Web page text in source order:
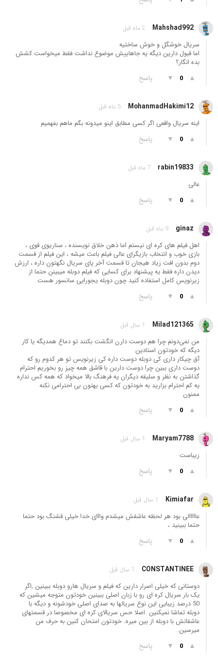
Mahshad992 2 ماه قبل
سریال خوشگل و خوش ساختیه
اما قبول دارین دیگه یه جاهاییش موضوع نداشت فقط میخواست کشش
بده انگار؟
▲
0
▼ پاسخ
MohanmadHakimi12 5 ماه قبل
اینه سریال واقعی اگر کسی مطابق اینو میدونه بگم ماهم بفهمیم
▲
0
▼ پاسخ
rabin19833 7 ماه قبل
عالی
▲
0
▼ پاسخ
ginaz 9 ماه قبل
اهل فیلم های کره ای نیستم اما ذهن خلاق نویسنده ، سناریوی قوی ،
بازی خوب و انتخاب بازیگرای عالی فیلم باعث میشه ، این فیلم از قسمت
دوم بدون افت زیاد هیجان تا قسمت آخر پای سریال نگهتون داره ، ارزش
دیدن داره فقط یه پیشنهاد برای کسایی که فیلم دوبله میبینن حتما از
زیرنویس کامل استفاده کنید چون دوبله یجورایی سانسور هست
▲
0
▼ پاسخ
Milad121365 1 سال قبل
من نمی‌دونم چرا هم دوست دارن انگشت بکنند تو دماغ همدیگه یا کار
دیگه که خودتون استادین
آق چیکار داری کی دوبله دوست داره کی زیرنویس تو هر کدوم رو که
دوست داری ببین چرا دوست دارین با قاشق همه چیز رو بخوریم احترام
گذاشتن به نظر و سلیقه دیگران یه فرهنگ بالا میخواد که همه کس نداره
یه کم احترام بزارید به خودتون که کسی بهتون بی احترامی نکنه
ممنون
▲
0
▼ پاسخ
Maryam7788 1 سال قبل
زیباست
▲
0
▼ پاسخ
Kimiafar 1 سال قبل
عااااالی بود هر لحظه عاشقش میشدم وااای خدا خیلی قشنگ بود حتما
حتما ببینید ،
▲
0
▼ پاسخ
CONSTANTINEE 1 سال قبل
دوستانی که خیلی اصرار دارین که فیلم و سریال هارو دوبله ببینین ,اگر
یک بار سریال کره ای رو با زبان اصلی ببینین خودتون متوجه میشین که
50 درصد زیبایی این نوع سریالها به صدای اصلی خودشونه و دیگه با
دوبله تماشا نمیکنین .اصلا حس سریالای کره ای مخصوصا در قسمتهای
عاشقانش با دوبله از بین میره. خودتون امتحان کنین به حرف من
میرسین.
▲
0
▼ پاسخ